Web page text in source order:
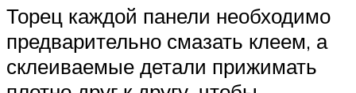
Торец каждой панели необходимо
предварительно смазать клеем, а
склеиваемые детали прижимать